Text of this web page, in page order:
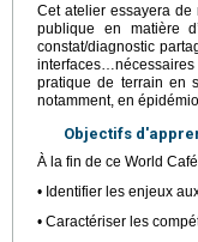
Cet atelier essayera de
publique en matière
constat/diagnostic
pratique de terrain en
notamment, en
Objectifs
À la fin de ce World
• Identifier les enjeux
• Caractériser les